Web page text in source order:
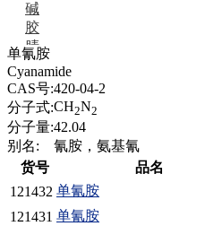
碱
胶
腈
精
肼
醌
蜡
锂
啉
磷
膦
硫
单氰胺
Cyanamide
CAS号:420-04-2
分子式:CH2N2
分子量:42.04
别名:
氰胺，氨基氰
货号
品名
121432 单氰胺
121431 单氰胺